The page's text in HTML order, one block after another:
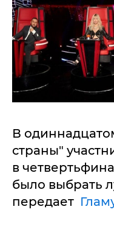
В
страны"
в
было выбрать
передает